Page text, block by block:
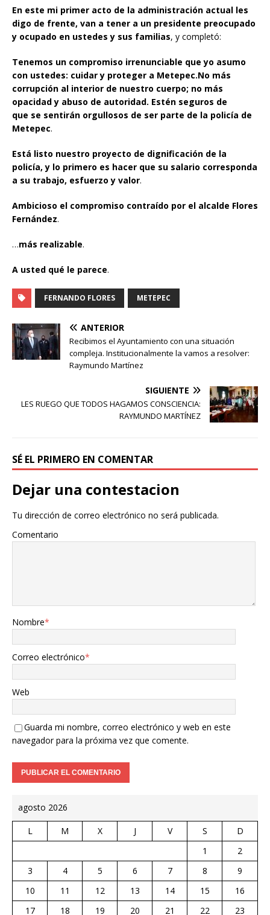
En este mi primer acto de la administración actual les
digo de frente, van a tener a un presidente preocupado
y ocupado en ustedes y sus familias, y completó:
Tenemos un compromiso irrenunciable que yo asumo
con ustedes: cuidar y proteger a Metepec.No más
corrupción al interior de nuestro cuerpo; no más
opacidad y abuso de autoridad. Estén seguros de
que se sentirán orgullosos de ser parte de la policía de
Metepec.
Está listo nuestro proyecto de dignificación de la
policía, y lo primero es hacer que su salario corresponda
a su trabajo, esfuerzo y valor.
Ambicioso el compromiso contraído por el alcalde Flores
Fernández.
…más realizable.
A usted qué le parece.
FERNANDO FLORES METEPEC
ANTERIOR
Recibimos el Ayuntamiento con una situación
compleja. Institucionalmente la vamos a resolver:
Raymundo Martínez
SIGUIENTE
LES RUEGO QUE TODOS HAGAMOS CONSCIENCIA:
RAYMUNDO MARTÍNEZ
SÉ EL PRIMERO EN COMENTAR
Dejar una contestacion
Tu dirección de correo electrónico no será publicada.
Comentario
Nombre*
Correo electrónico*
Web
Guarda mi nombre, correo electrónico y web en este
navegador para la próxima vez que comente.
agosto 2026
L M X J V S
D
1
2
3
4 5 6 7 8
9
10
11 12 13 14 15
16
17
18 19 20 21 22 23